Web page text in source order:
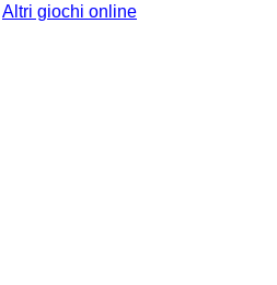
Altri giochi online